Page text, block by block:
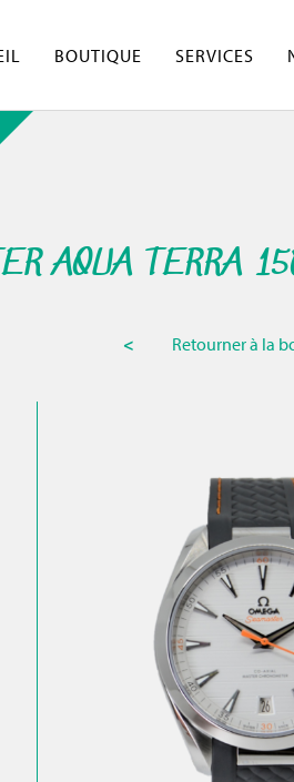
BOUTIQUE SERVICES
AQUA TERRA
< Retourner à la